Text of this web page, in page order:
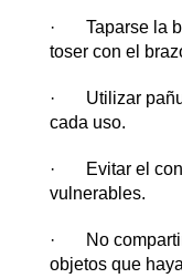
· Taparse la
toser con el
· Utilizar
cada uso.
· Evitar el
vulnerables.
· No compartir
objetos que